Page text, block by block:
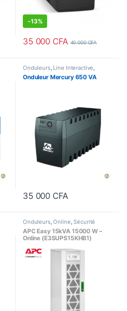
-13%
35 000 CFA 40 000CFA
Onduleurs, Line Interactive,
Sécurité équipements
Onduleur Mercury 650 VA
35 000 CFA
Onduleurs,Online,Sécurité
équipements
APC Easy 15kVA 15000 W –
Online (E3SUPS15KHB1)